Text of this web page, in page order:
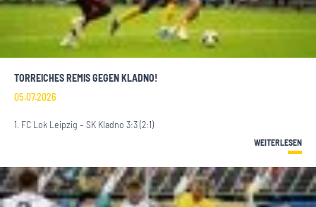
TORREICHES REMIS GEGEN KLADNO!
05.07.2026
1. FC Lok Leipzig – SK Kladno 3:3 (2:1)
WEITERLESEN